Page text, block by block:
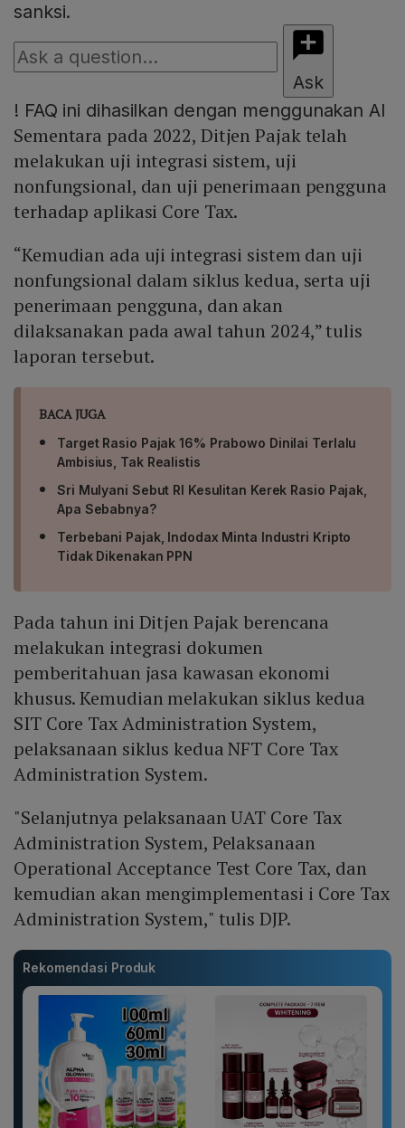
sanksi.
Ask
! FAQ ini dihasilkan dengan menggunakan AI
Sementara pada 2022, Ditjen Pajak telah
melakukan uji integrasi sistem, uji
nonfungsional, dan uji penerimaan pengguna
terhadap aplikasi Core Tax.
“Kemudian ada uji integrasi sistem dan uji
nonfungsional dalam siklus kedua, serta uji
penerimaan pengguna, dan akan
dilaksanakan pada awal tahun 2024,” tulis
laporan tersebut.
BACA JUGA
Target Rasio Pajak 16% Prabowo Dinilai Terlalu
Ambisius, Tak Realistis
Sri Mulyani Sebut RI Kesulitan Kerek Rasio Pajak,
Apa Sebabnya?
Terbebani Pajak, Indodax Minta Industri Kripto
Tidak Dikenakan PPN
Pada tahun ini Ditjen Pajak berencana
melakukan integrasi dokumen
pemberitahuan jasa kawasan ekonomi
khusus. Kemudian melakukan siklus kedua
SIT Core Tax Administration System,
pelaksanaan siklus kedua NFT Core Tax
Administration System.
"Selanjutnya pelaksanaan UAT Core Tax
Administration System, Pelaksanaan
Operational Acceptance Test Core Tax, dan
kemudian akan mengimplementasi i Core Tax
Administration System," tulis DJP.
Rekomendasi Produk